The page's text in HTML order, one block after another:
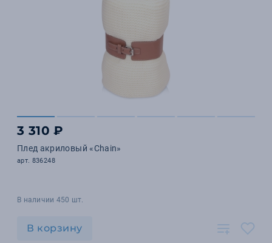
3 310 ₽
Плед акриловый «Chain»
арт. 836248
В наличии 450 шт.
В корзину